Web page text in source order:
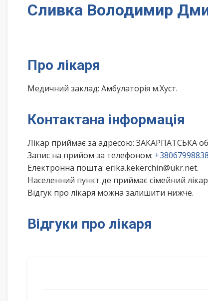
Сливка Володимир
Про лікаря
Медичний заклад: Амбулаторія м.Хуст.
Контактана інформація
Лікар приймає за адресою: ЗАКАРПАТСЬКА
Запис на прийом за телефоном:
Електронна пошта: erika.kekerchin@ukr.net.
Населенний пункт де приймає сімейний
Відгук про лікаря можна залишити нижче.
Відгуки про лікаря